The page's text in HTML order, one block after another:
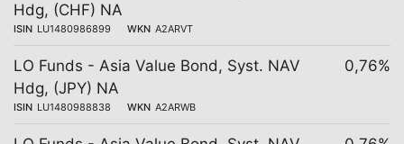
Hdg, (CHF) NA
ISIN LU1480986899 WKN A2ARVT
LO Funds - Asia Value Bond, Syst. NAV
Hdg, (JPY) NA
ISIN LU1480988838 WKN A2ARWB
0,76%